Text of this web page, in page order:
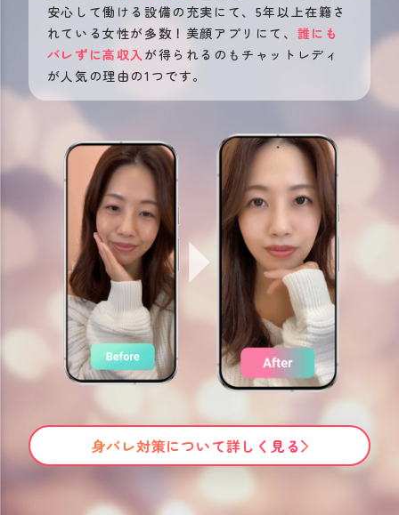
安心して働ける設備の充実にて、5年以上在籍さ
れている女性が多数！美顔アプリにて、 誰にも
バレずに高収入 が得られるのもチャットレディ
が人気の理由の1つです。
身バレ対策について詳しく見る